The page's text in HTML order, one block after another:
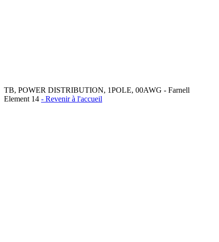
TB, POWER DISTRIBUTION, 1POLE, 00AWG - Farnell
Element 14 - Revenir à l'accueil